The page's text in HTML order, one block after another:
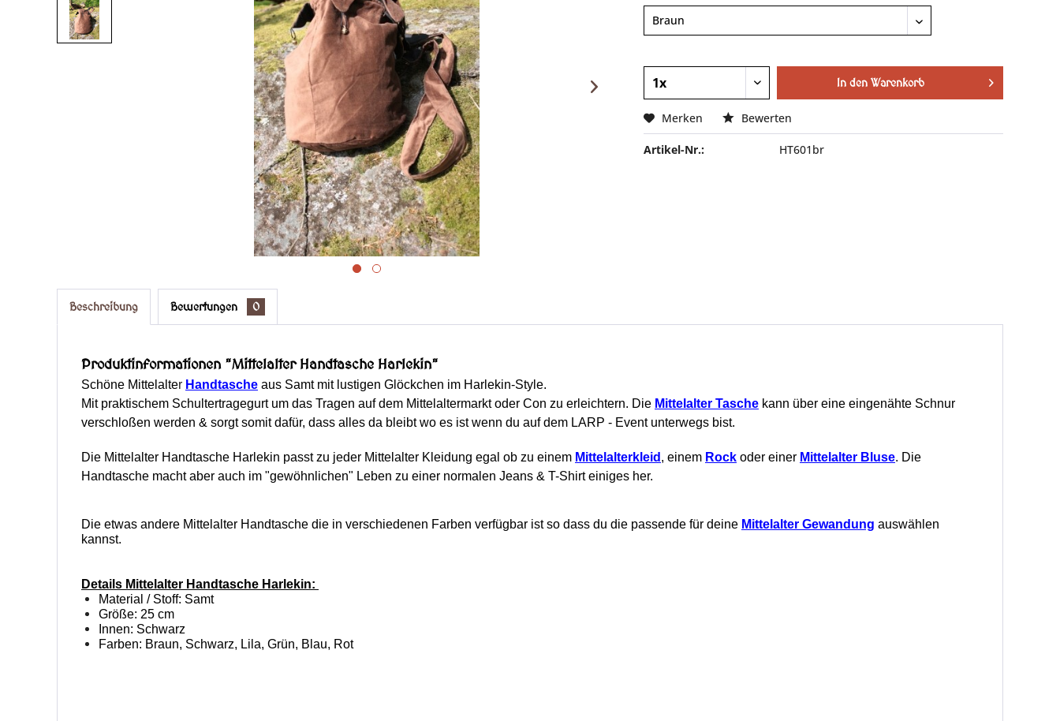
In den Warenkorb
Merken Bewerten
Artikel-Nr.: HT601br
Beschreibung Bewertungen 0
Produktinformationen "Mittelalter Handtasche Harlekin"
Schöne Mittelalter Handtasche aus Samt mit lustigen Glöckchen im Harlekin-Style.
Mit praktischem Schultertragegurt um das Tragen auf dem Mittelaltermarkt oder Con zu erleichtern. Die Mittelalter Tasche kann über eine eingenähte Schnur
verschloßen werden & sorgt somit dafür, dass alles da bleibt wo es ist wenn du auf dem LARP - Event unterwegs bist.
Die Mittelalter Handtasche Harlekin passt zu jeder Mittelalter Kleidung egal ob zu einem Mittelalterkleid , einem Rock oder einer Mittelalter Bluse. Die
Handtasche macht aber auch im "gewöhnlichen" Leben zu einer normalen Jeans & T-Shirt einiges her.
Die etwas andere Mittelalter Handtasche die in verschiedenen Farben verfügbar ist so dass du die passende für deine Mittelalter Gewandung auswählen
kannst.
Details Mittelalter Handtasche Harlekin:
Material / Stoff: Samt
Größe: 25 cm
Innen: Schwarz
Farben: Braun, Schwarz, Lila, Grün, Blau, Rot